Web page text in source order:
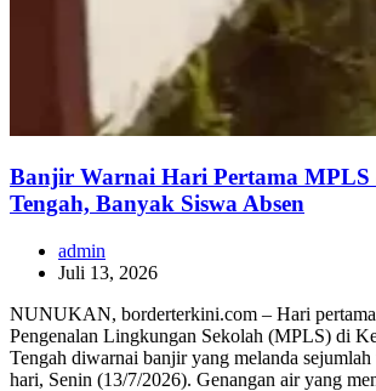
Banjir Warnai Hari Pertama MPLS
Tengah, Banyak Siswa Absen
admin
Juli 13, 2026
NUNUKAN, borderterkini.com – Hari pertama
Pengenalan Lingkungan Sekolah (MPLS) di
Tengah diwarnai banjir yang melanda
hari, Senin (13/7/2026). Genangan air yang